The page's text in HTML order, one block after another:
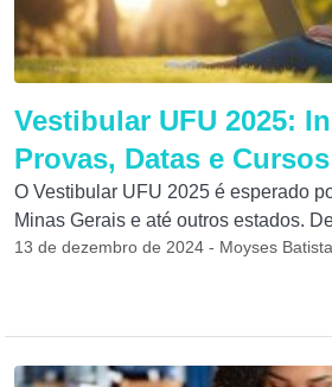
Vestibular UFU 2025:
Provas, Datas e Cursos
O Vestibular UFU 2025 é esperado
Minas Gerais e até outros estados.
13 de dezembro de 2024 - Moyses Batista